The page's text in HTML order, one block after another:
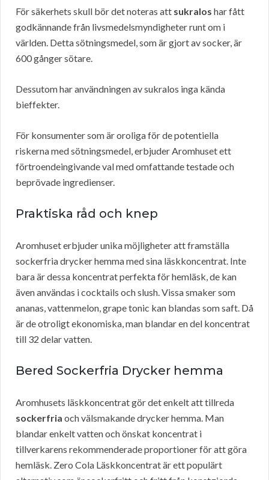
För säkerhets skull bör det noteras att sukralos har fått
godkännande från livsmedelsmyndigheter runt om i
världen. Detta sötningsmedel, som är gjort av socker, är
600 gånger sötare.
Dessutom har användningen av sukralos inga kända
bieffekter.
För konsumenter som är oroliga för de potentiella
riskerna med sötningsmedel, erbjuder Aromhuset ett
förtroendeingivande val med omfattande testade och
beprövade ingredienser.
Praktiska råd och knep
Aromhuset erbjuder unika möjligheter att framställa
sockerfria drycker hemma med sina läskkoncentrat. Inte
bara är dessa koncentrat perfekta för hemläsk, de kan
även användas i cocktails och slush. Vissa smaker som
ananas, vattenmelon, grape tonic kan blandas som saft. Då
är de otroligt ekonomiska, man blandar en del koncentrat
till 32 delar vatten.
Bered Sockerfria Drycker hemma
Aromhusets läskkoncentrat gör det enkelt att tillreda
sockerfria och välsmakande drycker hemma. Man
blandar enkelt vatten och önskat koncentrat i
tillverkarens rekommenderade proportioner för att göra
hemläsk. Zero Cola Läskkoncentrat är ett populärt